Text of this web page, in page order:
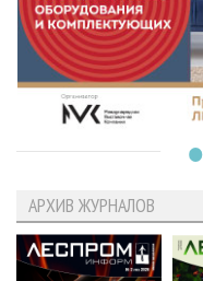
АРХИВ ЖУРНАЛОВ